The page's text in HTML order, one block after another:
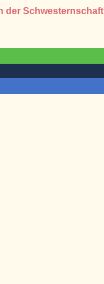
der Schwesternschaft